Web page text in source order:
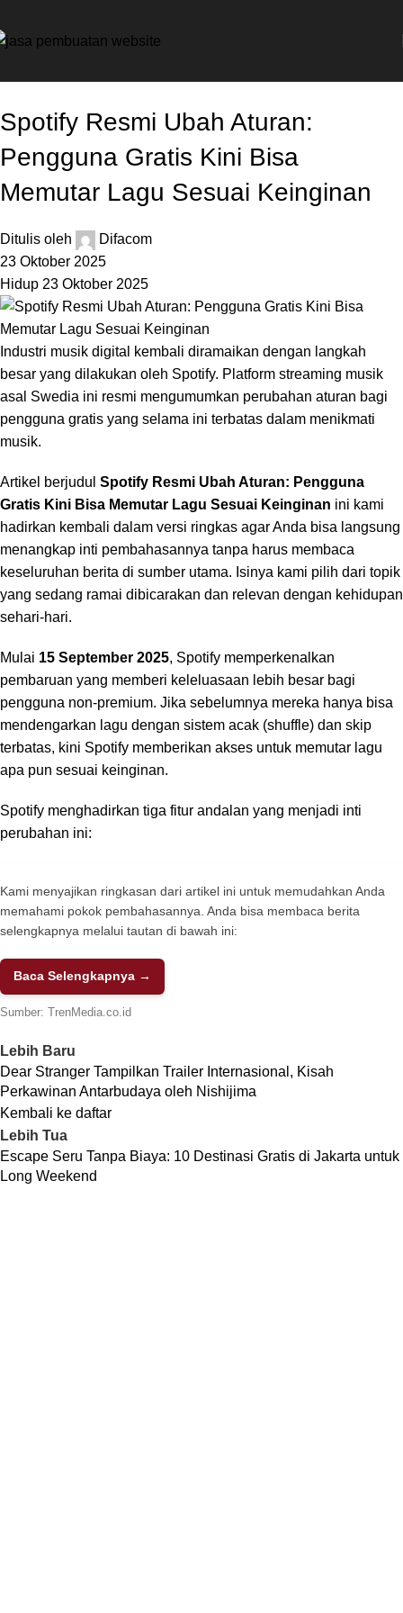
Spotify Resmi Ubah Aturan:
Pengguna Gratis Kini Bisa
Memutar Lagu Sesuai Keinginan
Ditulis oleh
Difacom
23 Oktober 2025
Hidup 23 Oktober 2025
Industri musik digital kembali diramaikan dengan langkah
besar yang dilakukan oleh Spotify. Platform streaming musik
asal Swedia ini resmi mengumumkan perubahan aturan bagi
pengguna gratis yang selama ini terbatas dalam menikmati
musik.
Artikel berjudul Spotify Resmi Ubah Aturan: Pengguna
Gratis Kini Bisa Memutar Lagu Sesuai Keinginan ini kami
hadirkan kembali dalam versi ringkas agar Anda bisa langsung
menangkap inti pembahasannya tanpa harus membaca
keseluruhan berita di sumber utama. Isinya kami pilih dari topik
yang sedang ramai dibicarakan dan relevan dengan kehidupan
sehari-hari.
Mulai 15 September 2025, Spotify memperkenalkan
pembaruan yang memberi keleluasaan lebih besar bagi
pengguna non-premium. Jika sebelumnya mereka hanya bisa
mendengarkan lagu dengan sistem acak (shuffle) dan skip
terbatas, kini Spotify memberikan akses untuk memutar lagu
apa pun sesuai keinginan.
Spotify menghadirkan tiga fitur andalan yang menjadi inti
perubahan ini:
Kami menyajikan ringkasan dari artikel ini untuk memudahkan Anda
memahami pokok pembahasannya. Anda bisa membaca berita
selengkapnya melalui tautan di bawah ini:
Baca Selengkapnya →
Sumber: TrenMedia.co.id
Lebih Baru
Dear Stranger Tampilkan Trailer Internasional, Kisah
Perkawinan Antarbudaya oleh Nishijima
Kembali ke daftar
Lebih Tua
Escape Seru Tanpa Biaya: 10 Destinasi Gratis di Jakarta untuk
Long Weekend